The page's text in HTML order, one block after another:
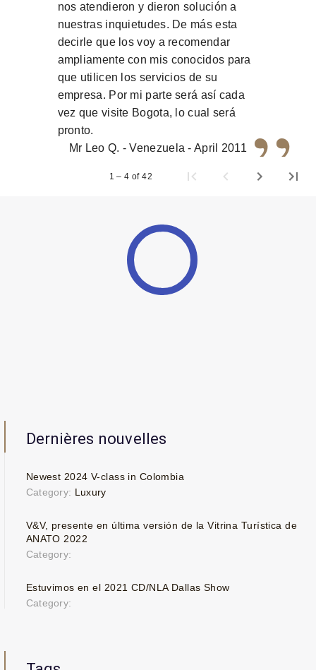
nos atendieron y dieron solución a
nuestras inquietudes. De más esta
decirle que los voy a recomendar
ampliamente con mis conocidos para
que utilicen los servicios de su
empresa. Por mi parte será así cada
vez que visite Bogota, lo cual será
pronto.
”
Mr Leo Q. - Venezuela - April 2011
1 – 4 of 42
Dernières nouvelles
Newest 2024 V-class in Colombia
Category: Luxury
V&V, presente en última versión de la Vitrina Turística de
ANATO 2022
Category:
Estuvimos en el 2021 CD/NLA Dallas Show
Category: